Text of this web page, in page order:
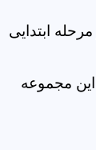
ابتدایی
مجموعه